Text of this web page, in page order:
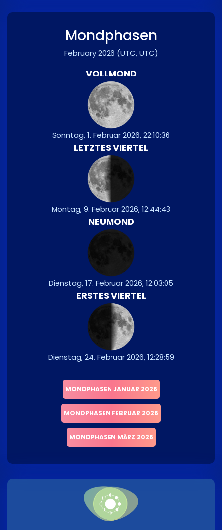
Mondphasen
February 2026 (UTC, UTC)
VOLLMOND
Sonntag, 1. Februar 2026, 22:10:36
LETZTES VIERTEL
Montag, 9. Februar 2026, 12:44:43
NEUMOND
Dienstag, 17. Februar 2026, 12:03:05
ERSTES VIERTEL
Dienstag, 24. Februar 2026, 12:28:59
MONDPHASEN JANUAR 2026
MONDPHASEN FEBRUAR 2026
MONDPHASEN MÄRZ 2026